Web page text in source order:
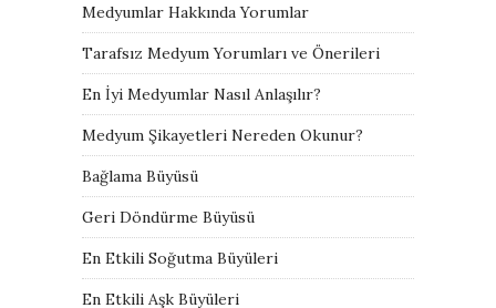
Medyumlar Hakkında Yorumlar
Tarafsız Medyum Yorumları ve Önerileri
En İyi Medyumlar Nasıl Anlaşılır?
Medyum Şikayetleri Nereden Okunur?
Bağlama Büyüsü
Geri Döndürme Büyüsü
En Etkili Soğutma Büyüleri
En Etkili Aşk Büyüleri